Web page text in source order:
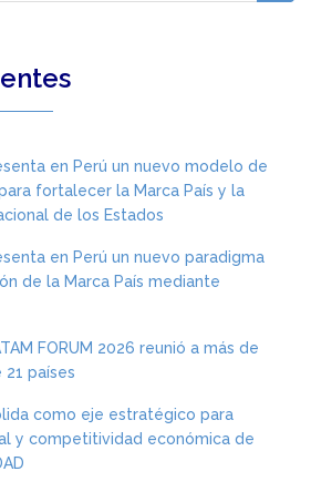
en Perú un nuevo modelo de
fortalecer la Marca País y la
de los Estados
en Perú un nuevo paradigma
de la Marca País mediante
FORUM 2026 reunió a más de
países
como eje estratégico para
y competitividad económica de